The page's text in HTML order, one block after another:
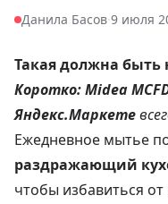
Данила Басов·9 июля
Такая должна быть
Коротко:Midea
Яндекс.Маркете
Ежедневное мытье
раздражающий
чтобы избавиться